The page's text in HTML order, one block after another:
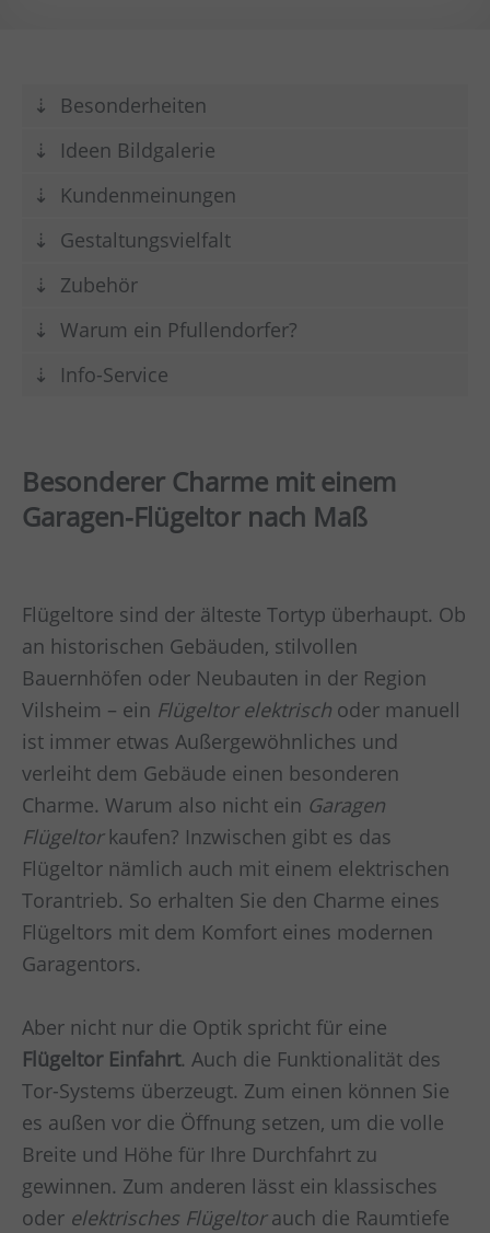
Besonderheiten
Ideen Bildgalerie
Kundenmeinungen
Gestaltungsvielfalt
Zubehör
Warum ein Pfullendorfer?
Info-Service
Besonderer Charme mit einem
Garagen-Flügeltor nach Maß
Flügeltore sind der älteste Tortyp überhaupt. Ob
an historischen Gebäuden, stilvollen
Bauernhöfen oder Neubauten in der Region
Vilsheim – ein Flügeltor elektrisch oder manuell
ist immer etwas Außergewöhnliches und
verleiht dem Gebäude einen besonderen
Charme. Warum also nicht ein Garagen
Flügeltorkaufen? Inzwischen gibt es das
Flügeltor nämlich auch mit einem elektrischen
Torantrieb. So erhalten Sie den Charme eines
Flügeltors mit dem Komfort eines modernen
Garagentors.
Aber nicht nur die Optik spricht für eine
Flügeltor Einfahrt. Auch die Funktionalität des
Tor-Systems überzeugt. Zum einen können Sie
es außen vor die Öffnung setzen, um die volle
Breite und Höhe für Ihre Durchfahrt zu
gewinnen. Zum anderen lässt ein klassisches
oder elektrisches Flügeltorauch die Raumtiefe